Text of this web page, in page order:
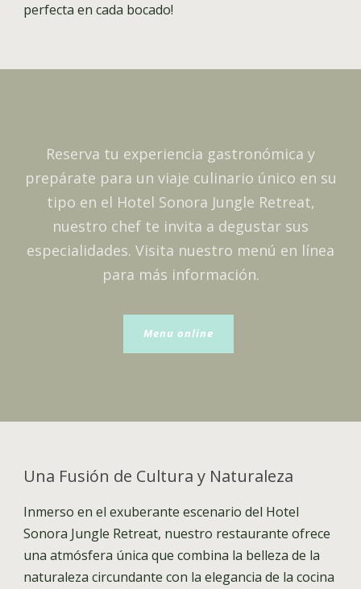
perfecta en cada bocado!
Reserva tu experiencia gastronómica y
prepárate para un viaje culinario único en su
tipo en el Hotel Sonora Jungle Retreat,
nuestro chef te invita a degustar sus
especialidades. Visita nuestro menú en línea
para más información.
Menu online
Una Fusión de Cultura y Naturaleza
Inmerso en el exuberante escenario del Hotel
Sonora Jungle Retreat, nuestro restaurante ofrece
una atmósfera única que combina la belleza de la
naturaleza circundante con la elegancia de la cocina